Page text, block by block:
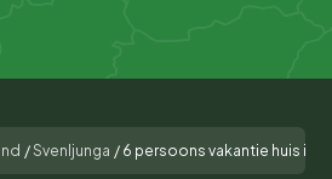
/Svenljunga / 6 persoons vakantie huis in